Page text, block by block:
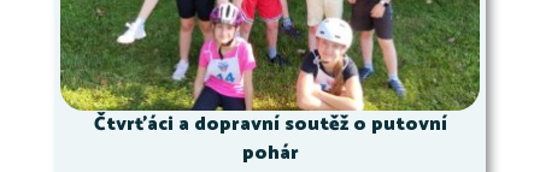
Čtvrťáci a dopravní soutěž o putovní
pohár